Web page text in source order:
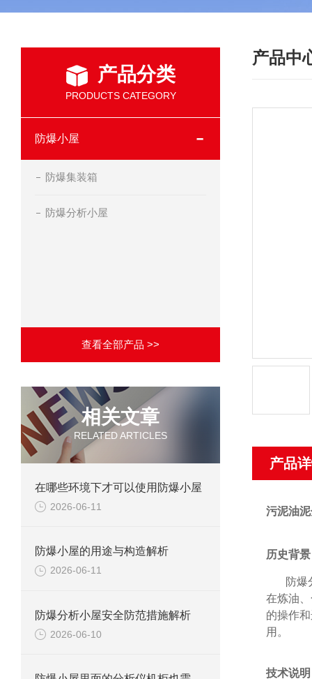
产品分类
PRODUCTS CATEGORY
防爆小屋
防爆集装箱
防爆分析小屋
查看全部产品 >>
相关文章
RELATED ARTICLES
在哪些环境下才可以使用防爆小屋
2026-06-11
防爆小屋的用途与构造解析
2026-06-11
防爆分析小屋安全防范措施解析
2026-06-10
产品中
产品
污泥油
历史背景
防爆
在炼油
的操作
用。
技术说明